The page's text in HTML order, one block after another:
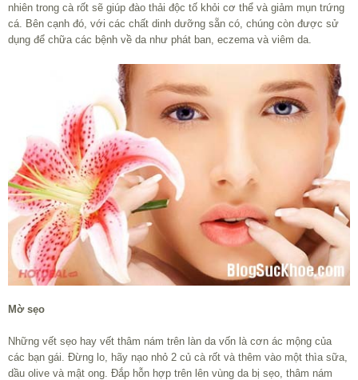
nhiên trong cà rốt sẽ giúp đào thải độc tố khỏi cơ thể và giảm mụn trứng
cá. Bên cạnh đó, với các chất dinh dưỡng sẵn có, chúng còn được sử
dụng để chữa các bệnh về da như phát ban, eczema và viêm da.
Mờ sẹo
Những vết sẹo hay vết thâm nám trên làn da vốn là cơn ác mộng của
các bạn gái. Đừng lo, hãy nạo nhỏ 2 củ cà rốt và thêm vào một thìa sữa,
dầu olive và mật ong. Đắp hỗn hợp trên lên vùng da bị sẹo, thâm nám